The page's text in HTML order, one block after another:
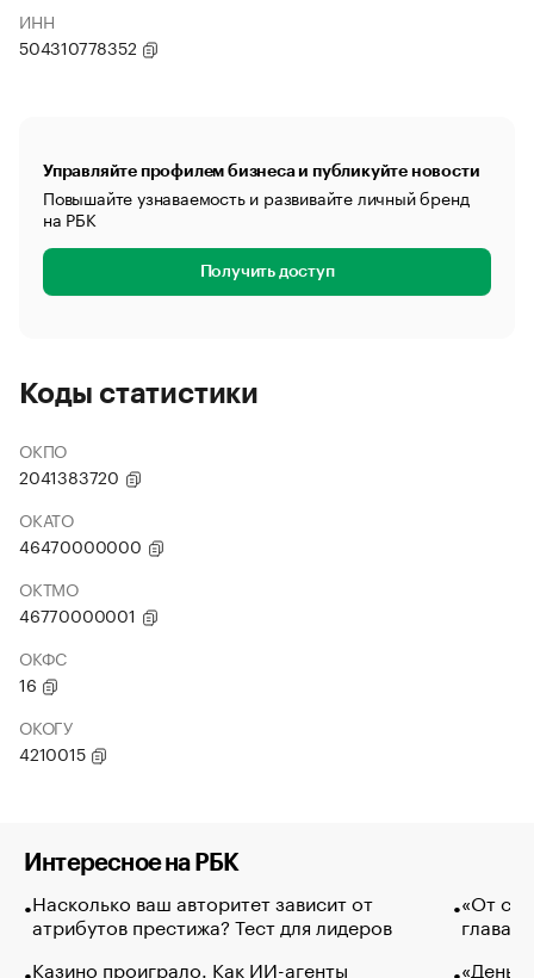
ИНН
504310778352
Управляйте профилем бизнеса и публикуйте новости
Повышайте узнаваемость и развивайте личный бренд
на РБК
Получить доступ
Коды статистики
ОКПО
2041383720
ОКАТО
46470000000
ОКТМО
46770000001
ОКФС
16
ОКОГУ
4210015
Интересное на РБК
Насколько ваш авторитет зависит от
атрибутов престижа? Тест для лидеров
Казино проиграло. Как ИИ-агенты
«От
глава